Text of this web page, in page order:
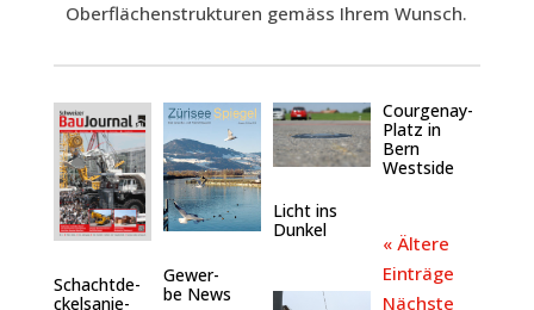
Ober­flä­chen­struk­tu­ren gemäss Ihrem Wunsch.
Schacht­de­
ckel­sa­nie­
Gewer­
be News
Licht ins
Dunkel
Cour­­gen­ay-
Platz in
Bern
Westside
« Älte­re
Einträge
Nächs­te